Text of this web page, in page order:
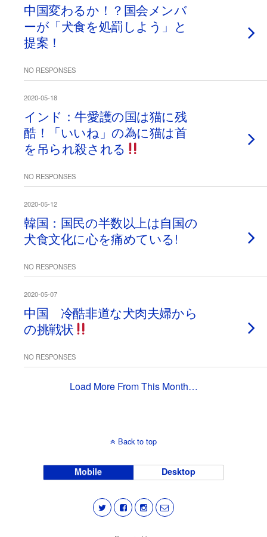
中国変わるか！？国会メンバ
ーが「犬食を処罰しよう」と
提案！
NO RESPONSES
2020-05-18
インド：牛愛護の国は猫に残
酷！「いいね」の為に猫は首
を吊られ殺される
NO RESPONSES
2020-05-12
韓国：国民の半数以上は自国の
犬食文化に心を痛めている!
NO RESPONSES
2020-05-07
中国 冷酷非道な犬肉夫婦から
の挑戦状
NO RESPONSES
Load More From This Month…
Back to top
Mobile Desktop